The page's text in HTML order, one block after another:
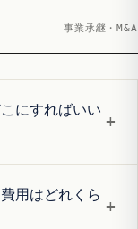
事業承継・M&A
にすればいい
+
用はどれくら
+